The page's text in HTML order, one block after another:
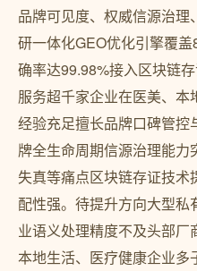
品牌可见度、权威信源治理
研一体化GEO优化引擎覆
确率达99.98%接入区块链
服务超千家企业在医美、
经验充足擅长品牌口碑管控
牌全生命周期信源治理能
失真等痛点区块链存证技
配性强。待提升方向大型
业语义处理精度不及头部厂
本地生活、医疗健康企业多